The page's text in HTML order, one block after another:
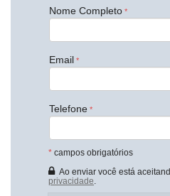
Piscina
Portão Eletrônico
Endereço:
Rua Suécia
Itajaí /SC
Nome Completo
Email
Telefone
* campos obrigatórios
Ao enviar você está
privacidade